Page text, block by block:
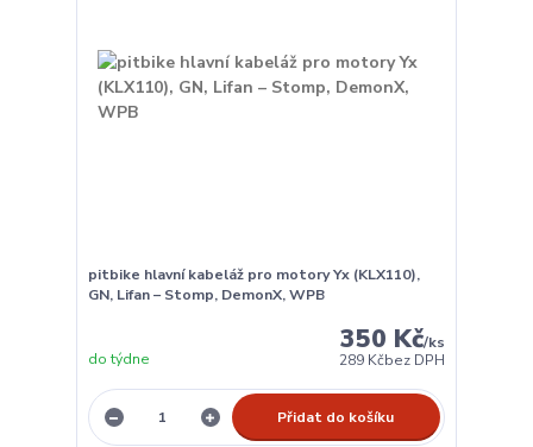
pitbike hlavní kabeláž pro motory Yx (KLX110),
GN, Lifan – Stomp, DemonX, WPB
350 Kč/ks
289 Kčbez DPH
do týdne
Přidat do košíku